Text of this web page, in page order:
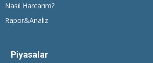
Nasıl Harcarım?
Rapor&Analiz
Piyasalar